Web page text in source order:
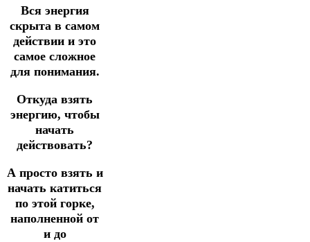
Вся энергия
скрыта в самом
действии и это
самое сложное
для понимания.
Откуда взять
энергию, чтобы
начать
действовать?
А просто взять и
начать катиться
по этой горке,
наполненной от
и до